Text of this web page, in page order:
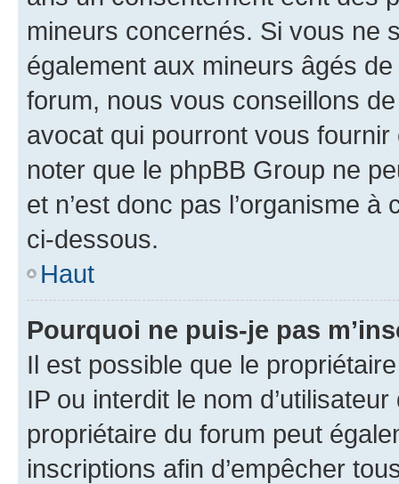
mineurs concernés. Si vous ne
également aux mineurs âgés
forum, nous vous conseillons
avocat qui pourront vous
noter que le phpBB Group ne
et n’est donc pas l’organisme
ci-dessous.
Haut
Pourquoi ne puis-je pas
Il est possible que le
IP ou interdit le nom
propriétaire du forum peut
inscriptions afin d’empêcher